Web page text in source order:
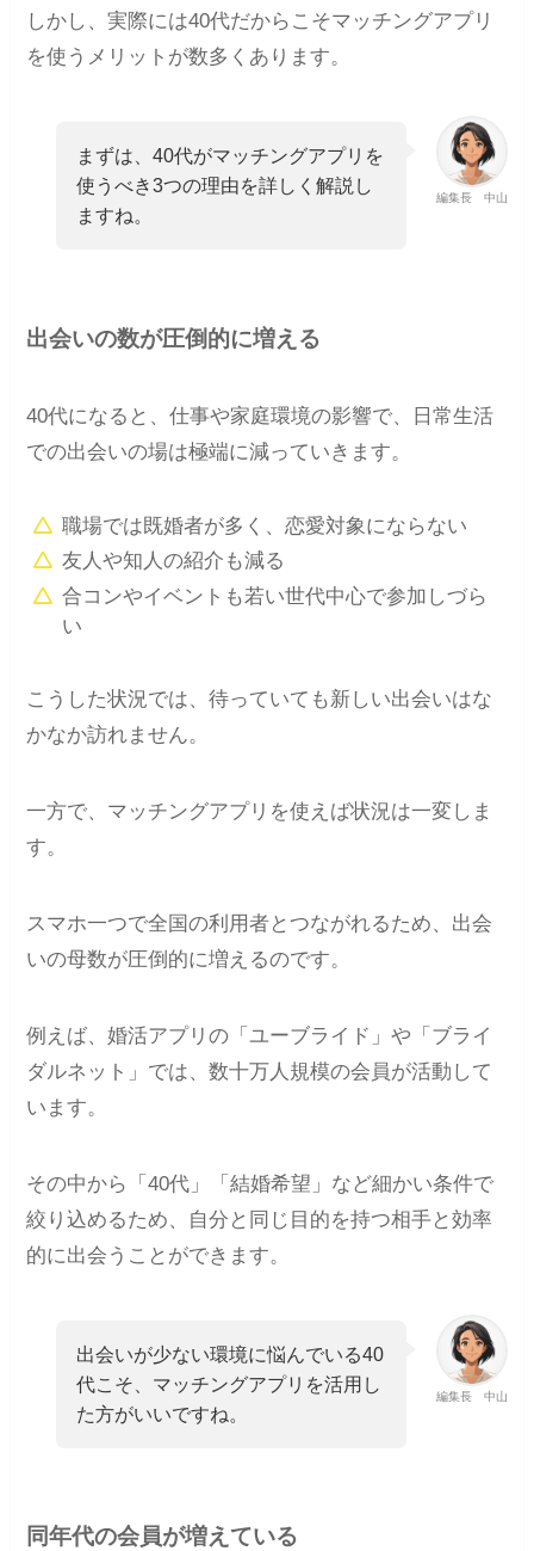
しかし、実際には40代だからこそマッチングアプリ
を使うメリットが数多くあります。
編集長 中山
まずは、40代がマッチングアプリを
使うべき3つの理由を詳しく解説し
ますね。
出会いの数が圧倒的に増える
40代になると、仕事や家庭環境の影響で、日常生活
での出会いの場は極端に減っていきます。
職場では既婚者が多く、恋愛対象にならない
友人や知人の紹介も減る
合コンやイベントも若い世代中心で参加しづら
い
こうした状況では、待っていても新しい出会いはな
かなか訪れません。
一方で、マッチングアプリを使えば状況は一変しま
す。
スマホ一つで全国の利用者とつながれるため、出会
いの母数が圧倒的に増えるのです。
例えば、婚活アプリの「ユーブライド」や「ブライ
ダルネット」では、数十万人規模の会員が活動して
います。
その中から「40代」「結婚希望」など細かい条件で
絞り込めるため、自分と同じ目的を持つ相手と効率
的に出会うことができます。
編集長 中山
出会いが少ない環境に悩んでいる40
代こそ、マッチングアプリを活用し
た方がいいですね。
同年代の会員が増えている